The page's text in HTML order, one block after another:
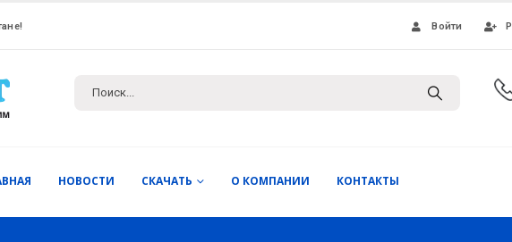
Войти
НОВОСТИ СКАЧАТЬ О КОМПАНИИ КОНТАКТЫ